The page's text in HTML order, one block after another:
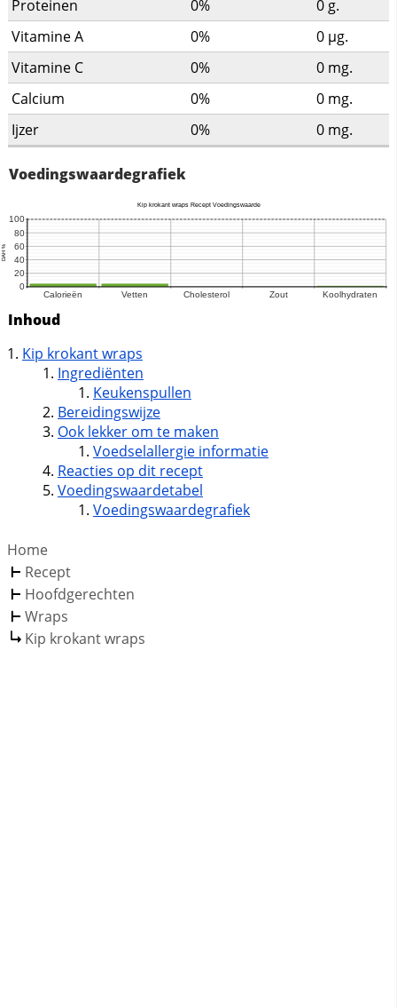
Proteinen 0% 0g.
Vitamine A
0% 0 µg.
Vitamine C
0% 0 mg.
Calcium
0% 0 mg.
Ijzer
0% 0 mg.
Voedingswaardegrafiek
Inhoud
Kip krokant wraps
Ingrediënten
Keukenspullen
Bereidingswijze
Ook lekker om te maken
Voedselallergie informatie
Reacties op dit recept
Voedingswaardetabel
Voedingswaardegrafiek
Home
Recept
Hoofdgerechten
Wraps
Kip krokant wraps